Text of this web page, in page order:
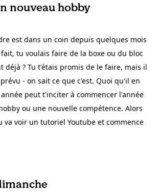
nouveau hobby
est dans un coin depuis quelques mois
tu voulais faire de la boxe ou du bloc
déjà ? Tu t'étais promis de le faire, mais il
- on sait ce que c'est. Quoi qu'il en
peut t'inciter à commencer l'année
ou une nouvelle compétence. Alors
va voir un tutoriel Youtube et commence